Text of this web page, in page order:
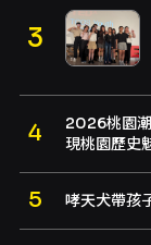
2026桃園
現桃園歷史
哮天犬帶孩